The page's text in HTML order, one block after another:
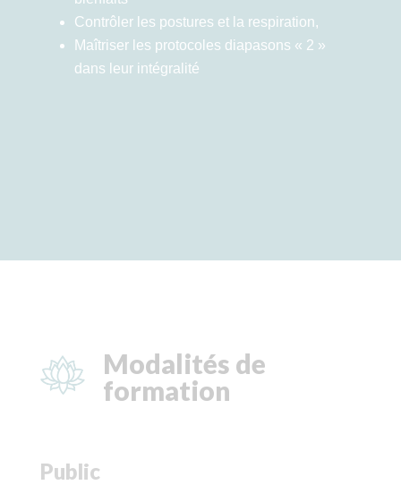
Contrôler les postures et la respiration,
Maîtriser les protocoles diapasons « 2 »
dans leur intégralité
Modalités de
formation
Public